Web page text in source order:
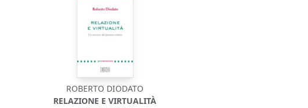
ROBERTO DIODATO
RELAZIONE E VIRTUALITÀ